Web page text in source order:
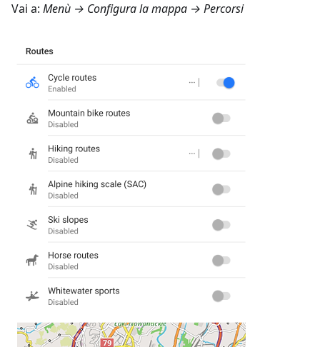
Vai a: Menù → Configura la mappa → Percorsi